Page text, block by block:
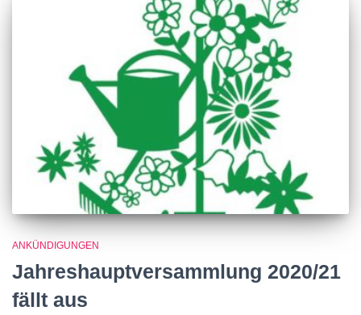
ANKÜNDIGUNGEN
Jahreshauptversammlung 2020/21
fällt aus